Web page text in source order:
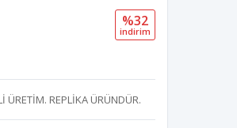
%32
i̇ndi̇ri̇m
REPLİKA ÜRÜNDÜR.